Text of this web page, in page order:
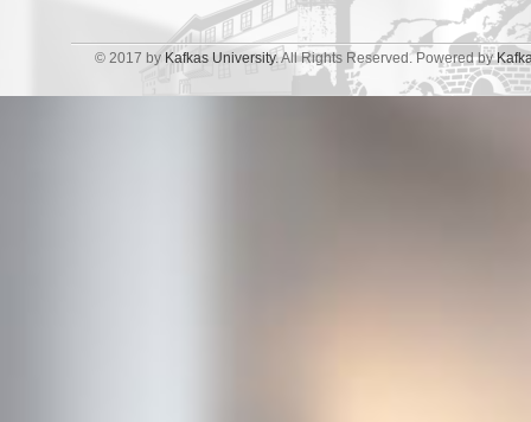
© 2017 by Kafkas University. All Rights Reserved. Powered by